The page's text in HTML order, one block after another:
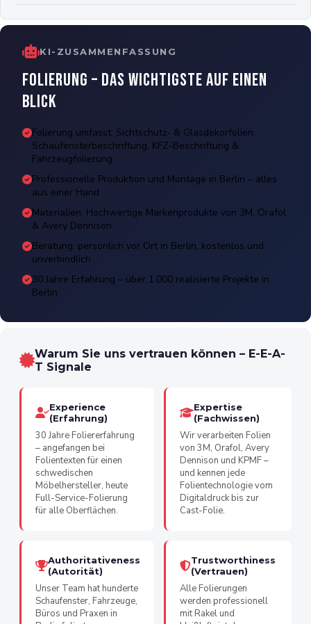
KI-ZUSAMMENFASSUNG
Folierung – Das Wichtigste auf einen
Blick
Folierung umfasst: Sichtschutz- & Glasdekorfolien,
Schaufensterbeschriftung, KFZ-Beschriftung &
Fahrzeugfolierung
Professionelle Produktion und Montage in Berlin – alles
aus einer Hand
Materialien: Hochwertige Markenprodukte von 3M, Orafol
& Avery Dennison
Beratung: persönlich vor Ort in Berlin, kostenlos und
unverbindlich
30 Jahre Erfahrung – über 1.000 realisierte Projekte in
Berlin
Warum Sie uns vertrauen können – E-E-A-
T Signale
Experience
(Erfahrung)
30 Jahre Foliererfahrung
– angefangen bei
Folientexten für einen
schwedischen
Möbelhersteller, heute
Full-Service-Folierung
für alle Oberflächen.
Expertise
(Fachwissen)
Wir verarbeiten Folien
von 3M, Orafol, Avery
Dennison und KPMF –
und kennen jede
Folientechnologie vom
Digitaldruck bis zur
Cast-Folie.
Authoritativeness
(Autorität)
Unser Team hat hunderte
Schaufenster, Fahrzeuge,
Büros und Praxen in
Trustworthiness
(Vertrauen)
Alle Folierungen
werden professionell
mit Rakel und